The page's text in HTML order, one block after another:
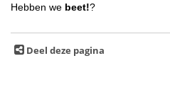
Hebben we beet!?
Deel deze pagina